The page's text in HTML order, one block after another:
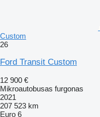
Custom
26
Ford Transit Custom
12 900 €
Mikroautobusas furgonas
2021
207 523 km
Euro 6